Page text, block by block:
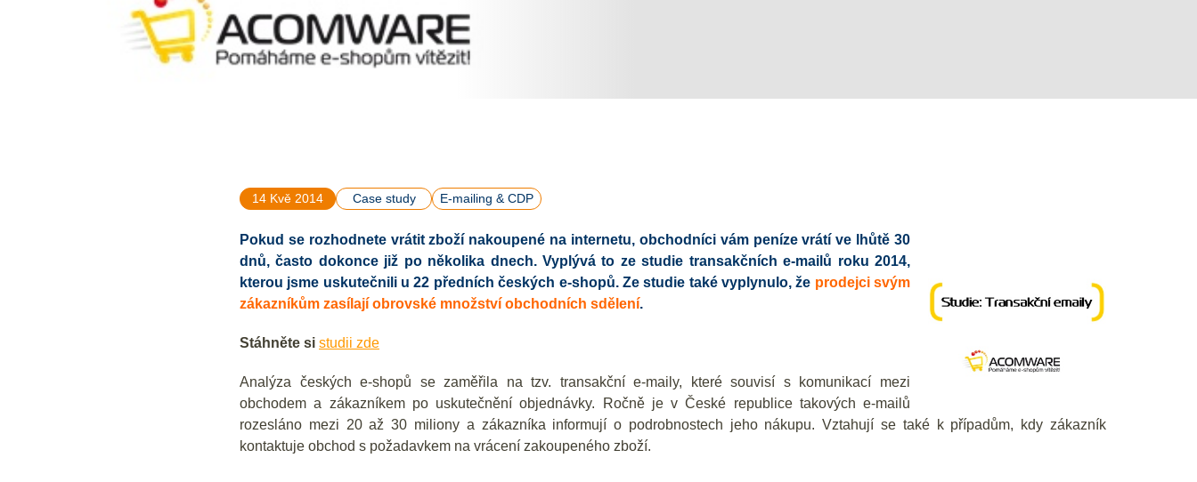
14 Kvě 2014 Case study E-mailing & CDP
Pokud se rozhodnete vrátit zboží nakoupené na internetu, obchodníci vám peníze vrátí ve lhůtě 30
dnů, často dokonce již po několika dnech. Vyplývá to ze studie transakčních e-mailů roku 2014,
kterou jsme uskutečnili u 22 předních českých e-shopů. Ze studie také vyplynulo, že prodejci svým
zákazníkům zasílají obrovské množství obchodních sdělení.
Stáhněte si studii zde
Analýza českých e-shopů se zaměřila na tzv. transakční e-maily, které souvisí s komunikací mezi
obchodem a zákazníkem po uskutečnění objednávky. Ročně je v České republice takových e-mailů
rozesláno mezi 20 až 30 miliony a zákazníka informují o podrobnostech jeho nákupu. Vztahují se také k případům, kdy zákazník
kontaktuje obchod s požadavkem na vrácení zakoupeného zboží.